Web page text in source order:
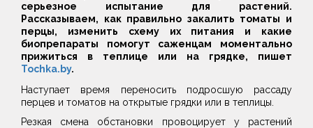
серьезное испытание для растений.
Рассказываем, как правильно закалить томаты и
перцы, изменить схему их питания и какие
биопрепараты помогут саженцам моментально
прижиться в теплице или на грядке, пишет
Tochka.by.
Наступает время переносить подросшую рассаду
перцев и томатов на открытые грядки или в теплицы.
Резкая смена обстановки провоцирует у растений